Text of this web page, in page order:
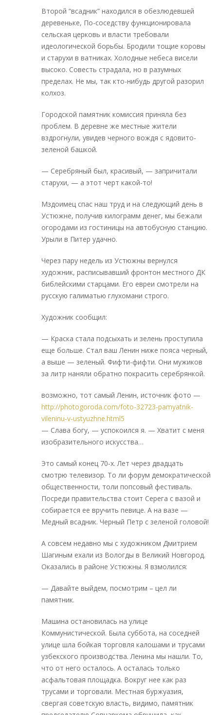
Второй “всадник” находился в обезлюдевшей
деревеньке, По-соседству функционировала
сельская церковь и власти требовали
идеологической борьбы. Бродили тощие коровы
и старухи в ватниках. Холодные небеса висели
высоко. Совесть страдала, но в разумных
пределах. Не мы, так кто-нибудь другой разорил
колхоз.
Городской памятник комиссия приняла без
проблем. В деревне же местные жители
вздрогнули, увидев черного вождя с ядовито-
зеленой башкой.
— Серебряный был, красивый, — запричитали
старухи, — а этот черт какой-то!
Мздоимец спас наш труд и на следующий день в
Устюжне, получив килограмм денег, мы бежали
огородами из гостиницы на автобусную станцию.
Урыли в Питер удачно.
Через пару недель из Устюжны вернулся
художник, расписывавший фронтон местного ДК
библейскими старцами. Его евреи смотрели на
русскую галиматью глухомани строго.
Художник сообщил:
— Краска стала подсыхать и зелень проступила
еще больше. Стал ваш Ленин ниже пояса черный,
а выше — зеленый. Фифти-фифти. Они мужиков
за литр наняли обратно покрасить серебрянкой.
возможно, тот самый Ленин, источник фото —
http://photogoroda.com/foto-32723-pamyatnik-
vileninu-v-ustyuzhne.html5
— Слава богу, — успокоился я. — Хватит с меня
изобразительного искусства…
Это самый конец 70-х. Лет через двадцать
смотрю телевизор. То ли форум демократической
общественности, толи попсовый фестиваль.
Посреди правительства стоит Серега с вазой и
собирается ее вручить певице. А на вазе —
Медный всадник. Черный Петр с зеленой головой!
А совсем недавно мы с художником Дмитрием
Шагиным ехали из Вологды в Великий Новгород.
Оказались в районе Устюжны. Я взмолился:
— Давайте выйдем, посмотрим – цел ли
памятник.
Машина остановилась на улице
Коммунистической. Была суббота, на соседней
улице шла бойкая торговля калошами и трусами
узбекского производства. Ленина мы нашли. То,
что от него осталось. А осталась только
асфальтовая площадка. Вокруг нее как раз
трусами и торговали. Местная буржуазия,
свергая советскую власть, видимо, памятник